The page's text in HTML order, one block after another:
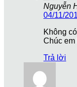
Nguyễn
04/11/
Không
Chúc em
Trả lời